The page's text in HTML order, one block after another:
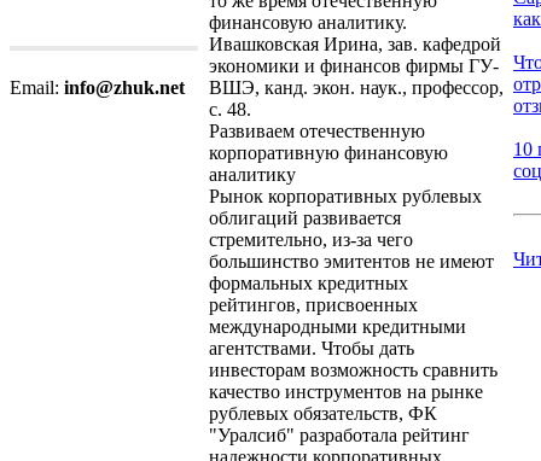
Email: info@zhuk.net
финансовую аналитику.
Ивашковская Ирина, зав. кафедрой
экономики и финансов фирмы ГУ-
ВШЭ, канд. экон. наук., профессор,
с. 48.
Развиваем отечественную
корпоративную финансовую
аналитику
Рынок корпоративных рублевых
облигаций развивается
стремительно, из-за чего
большинство эмитентов не имеют
формальных кредитных
рейтингов, присвоенных
международными кредитными
агентствами. Чтобы дать
инвесторам возможность сравнить
качество инструментов на рынке
рублевых обязательств, ФК
"Уралсиб" разработала рейтинг
надежности корпоративных
10